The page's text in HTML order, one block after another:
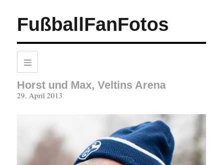
FußballFanFotos
Horst und Max, Veltins Arena
Veröffentlicht
29. April 2013